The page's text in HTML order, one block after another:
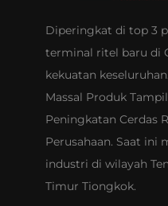
Diperingkat di top 3
terminal ritel baru di
kekuatan
Massal Produk
Peningkatan Cerdas
Perusahaan. Saat ini
industri di wilayah
Timur Tiongkok.